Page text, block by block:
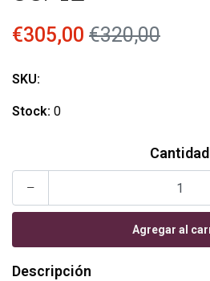
€305,00 €320,00
SKU:
Stock: 0
Cantidad
-
Descripción